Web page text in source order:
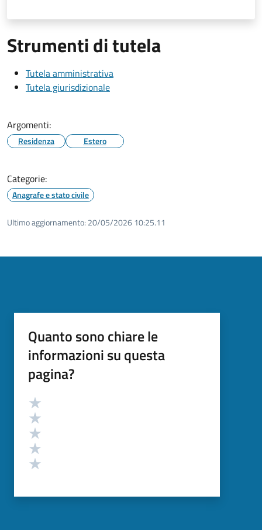
Strumenti di tutela
Tutela amministrativa
Tutela giurisdizionale
Argomenti:
Residenza Estero
Categorie:
Anagrafe e stato civile
Ultimo aggiornamento: 20/05/2026 10:25.11
Quanto sono chiare le
informazioni su questa
pagina?
Valutazione